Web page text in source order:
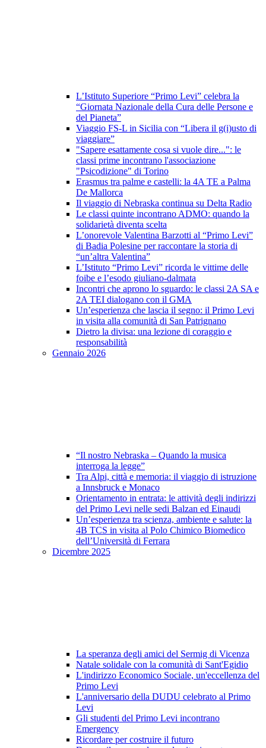
L’Istituto Superiore “Primo Levi” celebra la
“Giornata Nazionale della Cura delle Persone e
del Pianeta”
Viaggio FS-L in Sicilia con “Libera il g(i)usto di
viaggiare”
"Sapere esattamente cosa si vuole dire...": le
classi prime incontrano l'associazione
"Psicodizione" di Torino
Erasmus tra palme e castelli: la 4A TE a Palma
De Mallorca
Il viaggio di Nebraska continua su Delta Radio
Le classi quinte incontrano ADMO: quando la
solidarietà diventa scelta
L’onorevole Valentina Barzotti al “Primo Levi”
di Badia Polesine per raccontare la storia di
“un’altra Valentina”
L’Istituto “Primo Levi” ricorda le vittime delle
foibe e l’esodo giuliano-dalmata
Incontri che aprono lo sguardo: le classi 2A SA e
2A TEI dialogano con il GMA
Un’esperienza che lascia il segno: il Primo Levi
in visita alla comunità di San Patrignano
Dietro la divisa: una lezione di coraggio e
responsabilità
Gennaio 2026
“Il nostro Nebraska – Quando la musica
interroga la legge”
Tra Alpi, città e memoria: il viaggio di istruzione
a Innsbruck e Monaco
Orientamento in entrata: le attività degli indirizzi
del Primo Levi nelle sedi Balzan ed Einaudi
Un’esperienza tra scienza, ambiente e salute: la
4B TCS in visita al Polo Chimico Biomedico
dell’Università di Ferrara
Dicembre 2025
La speranza degli amici del Sermig di Vicenza
Natale solidale con la comunità di Sant'Egidio
L'indirizzo Economico Sociale, un'eccellenza del
Primo Levi
L'anniversario della DUDU celebrato al Primo
Levi
Gli studenti del Primo Levi incontrano
Emergency
Ricordare per costruire il futuro